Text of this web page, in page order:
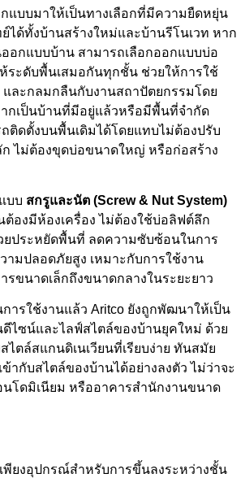
แบบมาให้เป็นทางเลือกที่มีความยืดหยุ่น
ได้ทั้งบ้านสร้างใหม่และบ้านรีโนเวท หาก
อกแบบบ้าน สามารถเลือกออกแบบบ่อ
ระดับพื้นเสมอกันทุกชั้น ช่วยให้การใช้
และกลมกลืนกับงานสถาปัตยกรรมโดย
กเป็นบ้านที่มีอยู่แล้วหรือมีพื้นที่จำกัด
ติดตั้งบนพื้นเดิมได้โดยแทบไม่ต้องปรับ
ก ไม่ต้องขุดบ่อขนาดใหญ่ หรือก่อสร้าง
บบ สกรูและนัต (Screw & Nut System)
ต้องมีห้องเครื่อง ไม่ต้องใช้บ่อลิฟต์ลึก
ยประหยัดพื้นที่ ลดความซับซ้อนในการ
ามปลอดภัยสูง เหมาะกับการใช้งาน
รขนาดเล็กถึงขนาดกลางในระยะยาว
ารใช้งานแล้ว Aritco ยังถูกพัฒนาให้เป็น
ไซน์และไลฟ์สไตล์ของบ้านยุคใหม่ ด้วย
ไตล์สแกนดิเนเวียนที่เรียบง่าย ทันสมัย
ากับสไตล์ของบ้านได้อย่างลงตัว ไม่ว่าจะ
โดมิเนียม หรืออาคารสำนักงานขนาด
พียงอุปกรณ์สำหรับการขึ้นลงระหว่างชั้น